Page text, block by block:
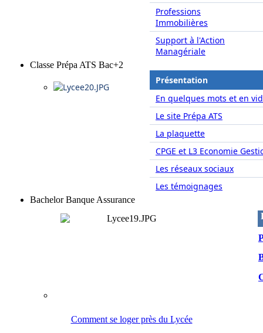
Professions
Immobilières
Support à l'Action
Managériale
Classe Prépa ATS Bac+2
Présentation
En quelques mots et en
Le site Prépa ATS
La plaquette
CPGE et L3 Economie
Les réseaux sociaux
Les témoignages
Bachelor Banque Assurance
Comment se loger près du Lycée